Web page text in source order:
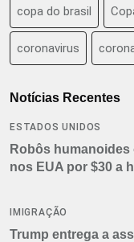
copa do brasil
coronavirus
Notícias Recentes
ESTADOS UNIDOS
Robôs humanoides
nos EUA por $30 a
IMIGRAÇÃO
Trump entrega a